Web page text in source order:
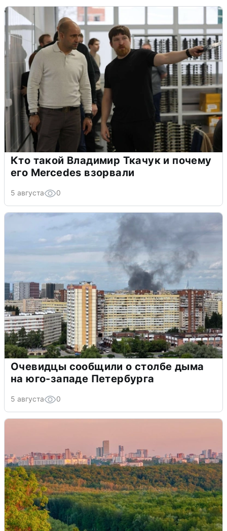
Кто такой Владимир Ткачук и почему
его Mercedes взорвали
5 августа 0
Очевидцы сообщили о столбе дыма
на юго-западе Петербурга
5 августа 0